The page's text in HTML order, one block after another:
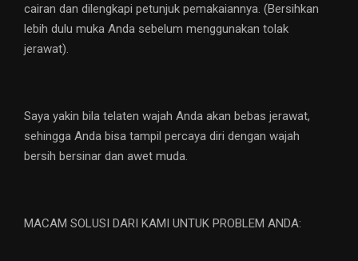
cairan dan dilengkapi petunjuk pemakaiannya. (Bersihkan
lebih dulu muka Anda sebelum menggunakan tolak
jerawat).
Saya yakin bila telaten wajah Anda akan bebas jerawat,
sehingga Anda bisa tampil percaya diri dengan wajah
bersih bersinar dan awet muda.
MACAM SOLUSI DARI KAMI UNTUK PROBLEM ANDA: